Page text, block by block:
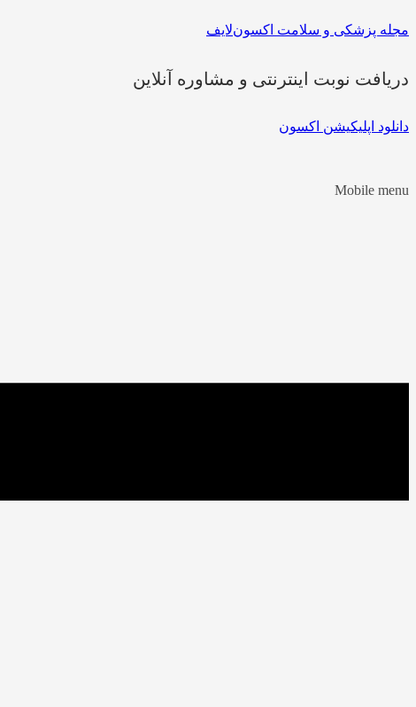
مجله پزشکی و سلامت اکسون‌لایف
دریافت نوبت اینترنتی و مشاوره آنلاین
دانلود اپلیکیشن اکسون
Mobile menu